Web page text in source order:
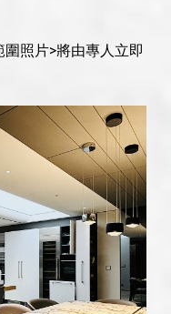
照片>將由專人立即